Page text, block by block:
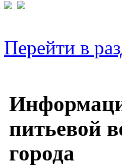
Перейти в
питьевой
города